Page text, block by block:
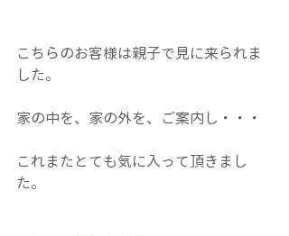
こちらのお客様は親子で見に来られま
した。
家の中を、家の外を、ご案内し・・・
これまたとても気に入って頂きまし
た。